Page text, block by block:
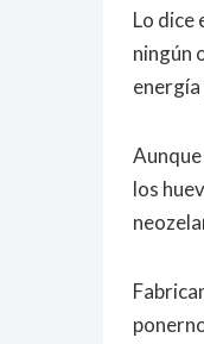
Lo dice
ningún
los